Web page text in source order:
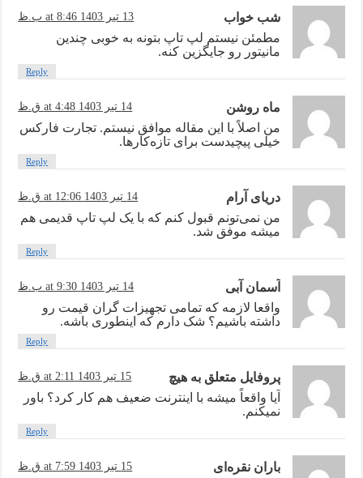
شب خواب 13 تیر 1403 at 8:46 ب.ظ
مطمئن نیستم لپ تاپ بتونه به خوبی چندین
مانیتور رو جایگزین کنه.
Reply
ماه روشن 14 تیر 1403 at 4:48 ق.ظ
من اصلاً با این مقاله موافق نیستم. تجارت فارکس
خیلی پیچیدست برای تازه‌کارها.
Reply
دریای آرام 14 تیر 1403 at 12:06 ق.ظ
من نمی‌تونم قبول کنم که با یک لپ تاپ قدیمی هم
میشه موفق شد.
Reply
آسمان آبی 14 تیر 1403 at 9:30 ب.ظ
واقعا لازمه که تمامی تجهیزات گران قیمت رو
داشته باشیم؟ شک دارم که اینطوری باشه.
Reply
پروفایل متعلق به هیچ 15 تیر 1403 at 2:11 ق.ظ
آیا واقعاً میشه با اینترنت ضعیف هم کار کرد؟ باور
نمیکنم.
Reply
باران نقره‌ای 15 تیر 1403 at 7:59 ق.ظ